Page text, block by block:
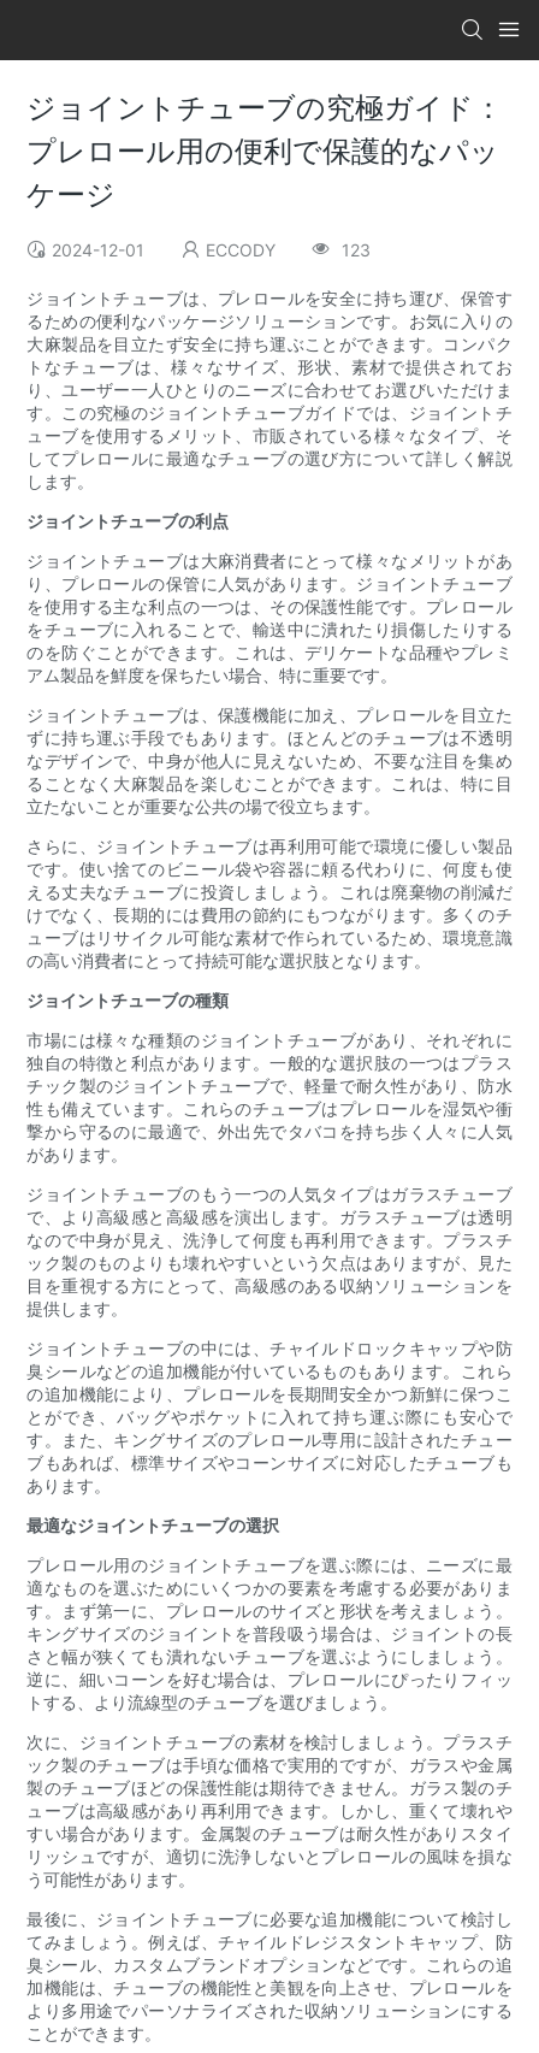
ジョイントチューブの究極ガイド：
プレロール用の便利で保護的なパッ
ケージ
2024-12-01 ECCODY 123
ジョイントチューブは、プレロールを安全に持ち運び、保管す
るための便利なパッケージソリューションです。お気に入りの
大麻製品を目立たず安全に持ち運ぶことができます。コンパク
トなチューブは、様々なサイズ、形状、素材で提供されてお
り、ユーザー一人ひとりのニーズに合わせてお選びいただけま
す。この究極のジョイントチューブガイドでは、ジョイントチ
ューブを使用するメリット、市販されている様々なタイプ、そ
してプレロールに最適なチューブの選び方について詳しく解説
します。
ジョイントチューブの利点
ジョイントチューブは大麻消費者にとって様々なメリットがあ
り、プレロールの保管に人気があります。ジョイントチューブ
を使用する主な利点の一つは、その保護性能です。プレロール
をチューブに入れることで、輸送中に潰れたり損傷したりする
のを防ぐことができます。これは、デリケートな品種やプレミ
アム製品を鮮度を保ちたい場合、特に重要です。
ジョイントチューブは、保護機能に加え、プレロールを目立た
ずに持ち運ぶ手段でもあります。ほとんどのチューブは不透明
なデザインで、中身が他人に見えないため、不要な注目を集め
ることなく大麻製品を楽しむことができます。これは、特に目
立たないことが重要な公共の場で役立ちます。
さらに、ジョイントチューブは再利用可能で環境に優しい製品
です。使い捨てのビニール袋や容器に頼る代わりに、何度も使
える丈夫なチューブに投資しましょう。これは廃棄物の削減だ
けでなく、長期的には費用の節約にもつながります。多くのチ
ューブはリサイクル可能な素材で作られているため、環境意識
の高い消費者にとって持続可能な選択肢となります。
ジョイントチューブの種類
市場には様々な種類のジョイントチューブがあり、それぞれに
独自の特徴と利点があります。一般的な選択肢の一つはプラス
チック製のジョイントチューブで、軽量で耐久性があり、防水
性も備えています。これらのチューブはプレロールを湿気や衝
撃から守るのに最適で、外出先でタバコを持ち歩く人々に人気
があります。
ジョイントチューブのもう一つの人気タイプはガラスチューブ
で、より高級感と高級感を演出します。ガラスチューブは透明
なので中身が見え、洗浄して何度も再利用できます。プラスチ
ック製のものよりも壊れやすいという欠点はありますが、見た
目を重視する方にとって、高級感のある収納ソリューションを
提供します。
ジョイントチューブの中には、チャイルドロックキャップや防
臭シールなどの追加機能が付いているものもあります。これら
の追加機能により、プレロールを長期間安全かつ新鮮に保つこ
とができ、バッグやポケットに入れて持ち運ぶ際にも安心で
す。また、キングサイズのプレロール専用に設計されたチュー
ブもあれば、標準サイズやコーンサイズに対応したチューブも
あります。
最適なジョイントチューブの選択
プレロール用のジョイントチューブを選ぶ際には、ニーズに最
適なものを選ぶためにいくつかの要素を考慮する必要がありま
す。まず第一に、プレロールのサイズと形状を考えましょう。
キングサイズのジョイントを普段吸う場合は、ジョイントの長
さと幅が狭くても潰れないチューブを選ぶようにしましょう。
逆に、細いコーンを好む場合は、プレロールにぴったりフィッ
トする、より流線型のチューブを選びましょう。
次に、ジョイントチューブの素材を検討しましょう。プラスチ
ック製のチューブは手頃な価格で実用的ですが、ガラスや金属
製のチューブほどの保護性能は期待できません。ガラス製のチ
ューブは高級感があり再利用できます。しかし、重くて壊れや
すい場合があります。金属製のチューブは耐久性がありスタイ
リッシュですが、適切に洗浄しないとプレロールの風味を損な
う可能性があります。
最後に、ジョイントチューブに必要な追加機能について検討し
てみましょう。例えば、チャイルドレジスタントキャップ、防
臭シール、カスタムブランドオプションなどです。これらの追
加機能は、チューブの機能性と美観を向上させ、プレロールを
より多用途でパーソナライズされた収納ソリューションにする
ことができます。